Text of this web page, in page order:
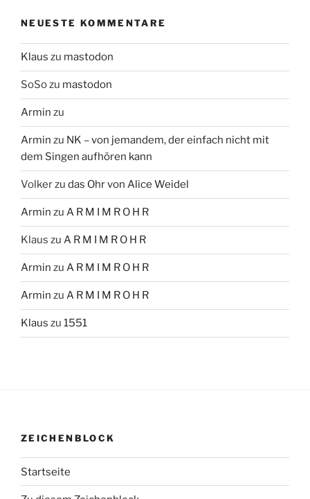
NEUESTE KOMMENTARE
Klaus zu mastodon
SoSozu mastodon
Armin zu
Armin zu NK – von jemandem, der einfach nicht mit
dem Singen aufhören kann
Volkerzu das Ohr von Alice Weidel
Armin zu A R M I M R O H R
Klaus zu A R M I M R O H R
Armin zu A R M I M R O H R
Armin zu A R M I M R O H R
Klaus zu 1551
ZEICHENBLOCK
Startseite